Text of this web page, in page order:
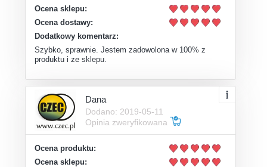
Ocena sklepu:
Ocena dostawy:
Dodatkowy komentarz:
Szybko, sprawnie. Jestem zadowolona w 100% z
produktu i ze sklepu.
Dana
Dodano: 2019-05-11
Opinia zweryfikowana
Ocena produktu:
Ocena sklepu: